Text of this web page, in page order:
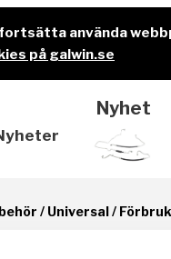
använda
på galwin.se
Nyhet
/ Universal /